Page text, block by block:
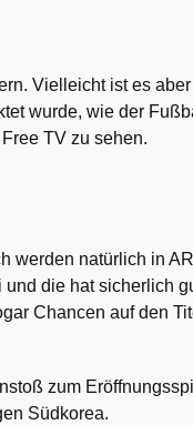
Vielleicht ist es
wurde, wie der
TV zu sehen.
werden natürlich in
die hat sicherlich
Chancen auf den
zum
Südkorea.